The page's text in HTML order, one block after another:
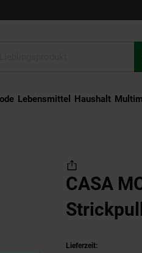
Lebensmittel Haushalt
CASA
Lieferzeit: